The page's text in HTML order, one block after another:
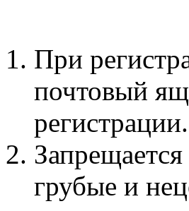
При
почтовый
регистрации.
грубые и